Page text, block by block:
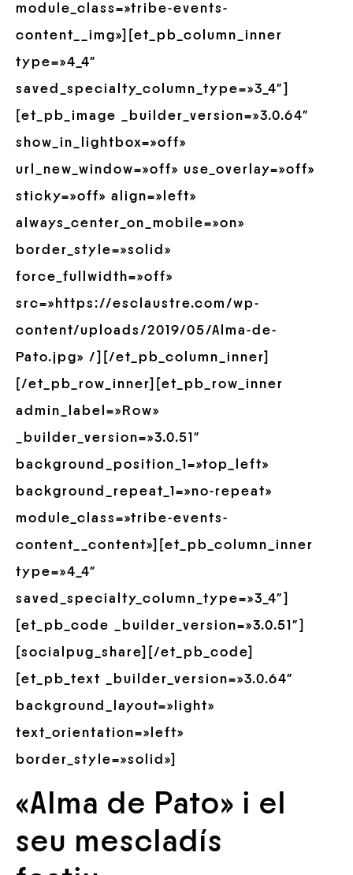
module_class=»tribe-events-
content__img»][et_pb_column_inner
type=»4_4″
saved_specialty_column_type=»3_4″]
[et_pb_image _builder_version=»3.0.64″
show_in_lightbox=»off»
url_new_window=»off» use_overlay=»off»
sticky=»off» align=»left»
always_center_on_mobile=»on»
border_style=»solid»
force_fullwidth=»off»
src=»https://esclaustre.com/wp-
content/uploads/2019/05/Alma-de-
Pato.jpg» /][/et_pb_column_inner]
[/et_pb_row_inner][et_pb_row_inner
admin_label=»Row»
_builder_version=»3.0.51″
background_position_1=»top_left»
background_repeat_1=»no-repeat»
module_class=»tribe-events-
content__content»][et_pb_column_inner
type=»4_4″
saved_specialty_column_type=»3_4″]
[et_pb_code _builder_version=»3.0.51″]
[socialpug_share][/et_pb_code]
[et_pb_text _builder_version=»3.0.64″
background_layout=»light»
text_orientation=»left»
border_style=»solid»]
«Alma de Pato» i el
seu mescladís